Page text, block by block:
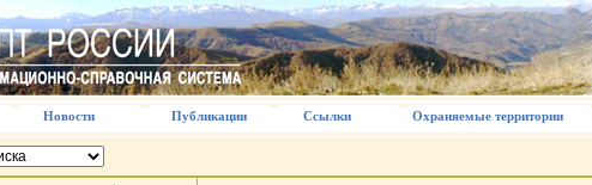
Новости Публикации Ссылки Охраняемые территории